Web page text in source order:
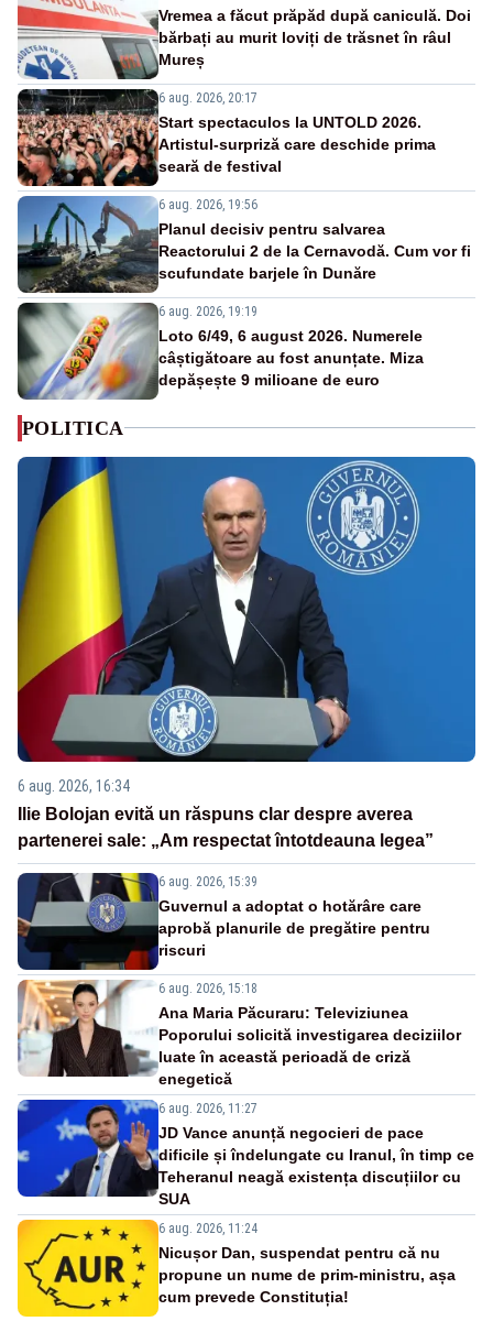
Vremea a făcut prăpăd după caniculă. Doi
bărbați au murit loviți de trăsnet în râul
Mureș
6 aug. 2026, 20:17
Start spectaculos la UNTOLD 2026.
Artistul-surpriză care deschide prima
seară de festival
6 aug. 2026, 19:56
Planul decisiv pentru salvarea
Reactorului 2 de la Cernavodă. Cum vor fi
scufundate barjele în Dunăre
6 aug. 2026, 19:19
Loto 6/49, 6 august 2026. Numerele
câștigătoare au fost anunțate. Miza
depășește 9 milioane de euro
POLITICA
6 aug. 2026, 16:34
Ilie Bolojan evită un răspuns clar despre averea
partenerei sale: „Am respectat întotdeauna legea”
6 aug. 2026, 15:39
Guvernul a adoptat o hotărâre care
aprobă planurile de pregătire pentru
riscuri
6 aug. 2026, 15:18
Ana Maria Păcuraru: Televiziunea
Poporului solicită investigarea deciziilor
luate în această perioadă de criză
enegetică
6 aug. 2026, 11:27
JD Vance anunță negocieri de pace
dificile și îndelungate cu Iranul, în timp ce
Teheranul neagă existența discuțiilor cu
SUA
6 aug. 2026, 11:24
Nicușor Dan, suspendat pentru că nu
propune un nume de prim-ministru, așa
cum prevede Constituția!